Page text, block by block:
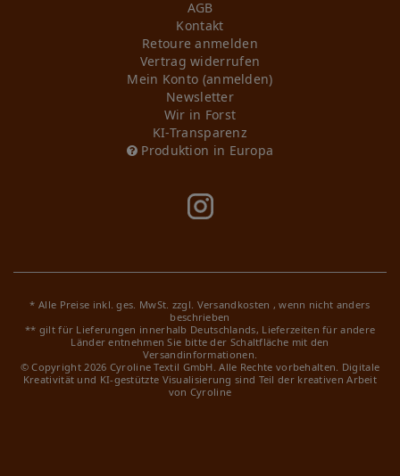
AGB
Kontakt
Retoure anmelden
Vertrag widerrufen
Mein Konto (anmelden)
Newsletter
Wir in Forst
KI-Transparenz
Produktion in Europa
* Alle Preise inkl. ges. MwSt. zzgl. Versandkosten , wenn nicht anders
beschrieben
** gilt für Lieferungen innerhalb Deutschlands, Lieferzeiten für andere
Länder entnehmen Sie bitte der Schaltfläche mit den
Versandinformationen.
© Copyright 2026 Cyroline Textil GmbH. Alle Rechte vorbehalten. Digitale
Kreativität und KI-gestützte Visualisierung sind Teil der kreativen Arbeit
von Cyroline